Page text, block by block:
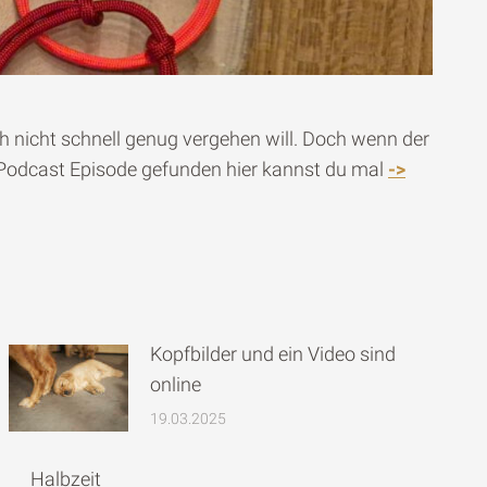
nicht schnell genug vergehen will. Doch wenn der
Episode gefunden hier kannst du mal ->
Kopfbilder und ein Video sind
online
19.03.2025
Halbzeit